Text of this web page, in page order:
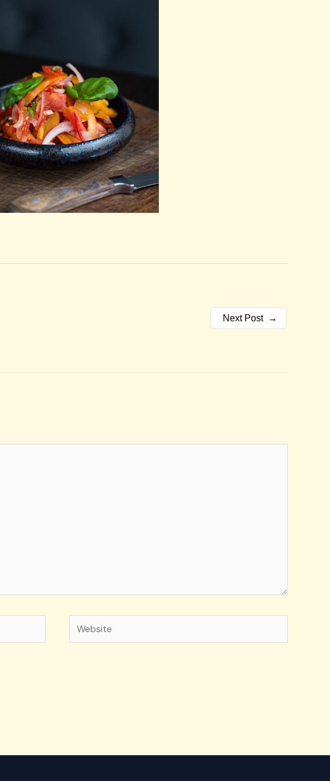
Next Post →
Website